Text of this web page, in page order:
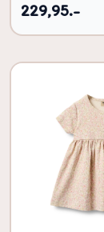
229,95.-